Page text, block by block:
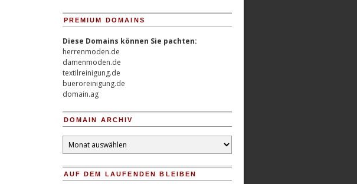
PREMIUM DOMAINS
Diese Domains können Sie pachten:
herrenmoden.de
damenmoden.de
textilreinigung.de
bueroreinigung.de
domain.ag
DOMAIN ARCHIV
Domain
Archiv
AUF DEM LAUFENDEN BLEIBEN